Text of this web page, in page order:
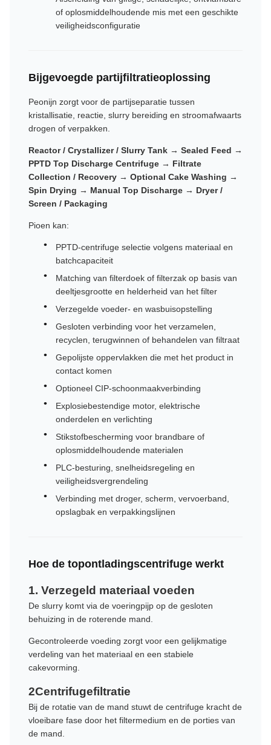
of oplosmiddelhoudende mis met een geschikte
veiligheidsconfiguratie
Bijgevoegde partijfiltratieoplossing
Peonijn zorgt voor de partijseparatie tussen
kristallisatie, reactie, slurry bereiding en stroomafwaarts
drogen of verpakken.
Reactor / Crystallizer / Slurry Tank → Sealed Feed →
PPTD Top Discharge Centrifuge → Filtrate
Collection / Recovery → Optional Cake Washing →
Spin Drying → Manual Top Discharge → Dryer /
Screen / Packaging
Pioen kan:
PPTD-centrifuge selectie volgens materiaal en
batchcapaciteit
Matching van filterdoek of filterzak op basis van
deeltjesgrootte en helderheid van het filter
Verzegelde voeder- en wasbuisopstelling
Gesloten verbinding voor het verzamelen,
recyclen, terugwinnen of behandelen van filtraat
Gepolijste oppervlakken die met het product in
contact komen
Optioneel CIP-schoonmaakverbinding
Explosiebestendige motor, elektrische
onderdelen en verlichting
Stikstofbescherming voor brandbare of
oplosmiddelhoudende materialen
PLC-besturing, snelheidsregeling en
veiligheidsvergrendeling
Verbinding met droger, scherm, vervoerband,
opslagbak en verpakkingslijnen
Hoe de topontladingscentrifuge werkt
1. Verzegeld materiaal voeden
De slurry komt via de voeringpijp op de gesloten
behuizing in de roterende mand.
Gecontroleerde voeding zorgt voor een gelijkmatige
verdeling van het materiaal en een stabiele
cakevorming.
2Centrifugefiltratie
Bij de rotatie van de mand stuwt de centrifuge kracht de
vloeibare fase door het filtermedium en de porties van
de mand.